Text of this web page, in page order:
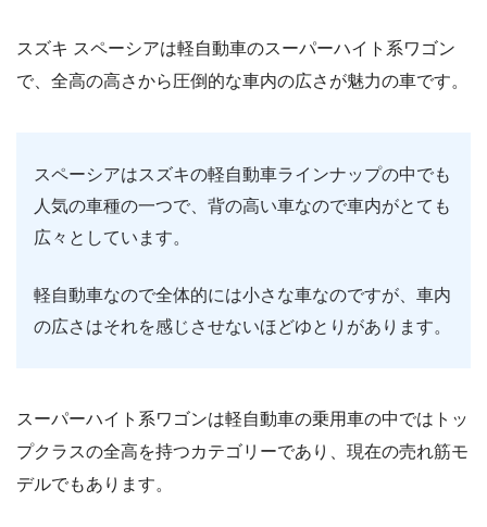
スズキ スペーシアは軽自動車のスーパーハイト系ワゴン
で、全高の高さから圧倒的な車内の広さが魅力の車です。
スペーシアはスズキの軽自動車ラインナップの中でも
人気の車種の一つで、背の高い車なので車内がとても
広々としています。
軽自動車なので全体的には小さな車なのですが、車内
の広さはそれを感じさせないほどゆとりがあります。
スーパーハイト系ワゴンは軽自動車の乗用車の中ではトッ
プクラスの全高を持つカテゴリーであり、現在の売れ筋モ
デルでもあります。